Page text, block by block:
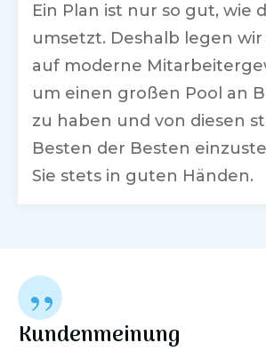
Ein Plan ist nur so gut, wie
umsetzt. Deshalb legen wir
auf moderne
um einen großen Pool an
zu haben und von diesen
Besten der Besten
Sie stets in guten Händen.
”
Kundenmeinung